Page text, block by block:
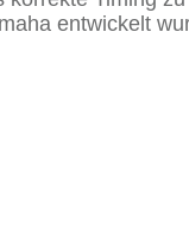
entwickelt